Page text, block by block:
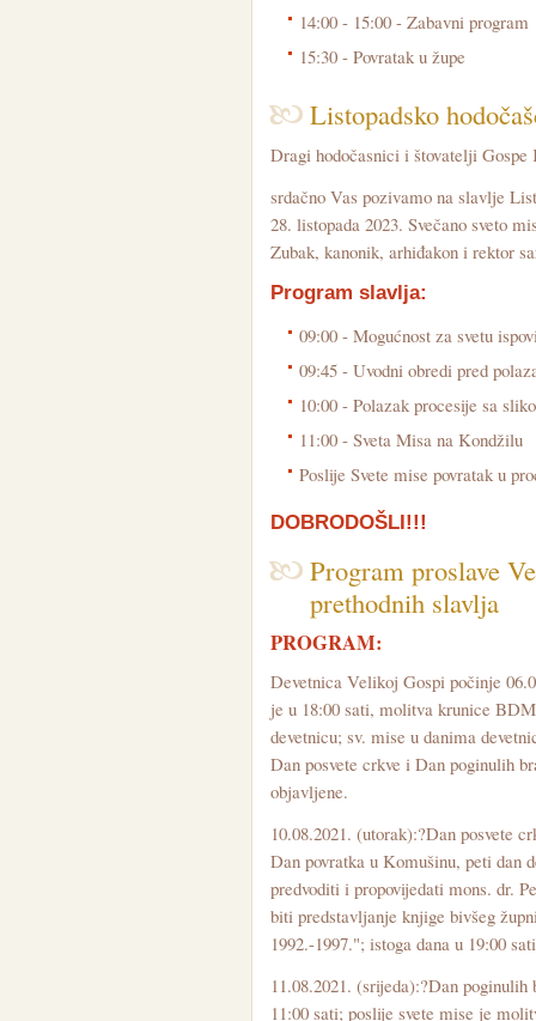
14:00 - 15:00 - Zabavni program
15:30 - Povratak u župe
Listopadsko
Dragi hodočasnici i štovatelji Gospe
srdačno Vas pozivamo na slavlje
28. listopada 2023. Svečano sveto
Zubak, kanonik, arhiđakon i rektor
Program slavlja:
09:00 - Mogućnost za svetu
09:45 - Uvodni obredi pred
10:00 - Polazak procesije sa
11:00 - Sveta Misa na Kondžilu
Poslije Svete mise povratak u
DOBRODOŠLI!!!
Program proslave
prethodnih slavlja
PROGRAM:
Devetnica Velikoj Gospi počinje
je u 18:00 sati, molitva krunice
devetnicu; sv. mise u danima
Dan posvete crkve i Dan poginulih
objavljene.
10.08.2021. (utorak):?Dan posvete
Dan povratka u Komušinu, peti dan
predvoditi i propovijedati mons. dr.
biti predstavljanje knjige bivšeg
1992.-1997."; istoga dana u 19:00
11.08.2021. (srijeda):?Dan
11:00 sati; poslije svete mise je